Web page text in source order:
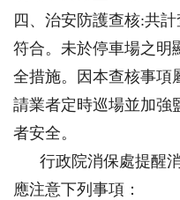
四、治安防護查核:共
符合。未於停車場之明
全措施。因本查核事項
請業者定時巡場並加強
者安全。
行政院消保處提醒消
應注意下列事項：